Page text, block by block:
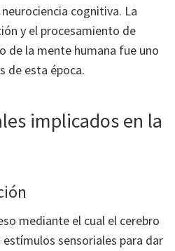
cognitiva. La
y el procesamiento de
de la mente humana fue uno
de esta época.
implicados en la
mediante el cual el cerebro
sensoriales para dar